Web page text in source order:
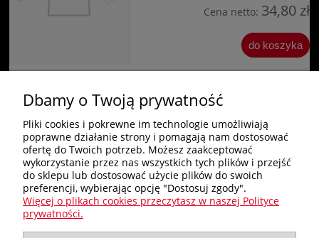
Cena netto: 34,80 zł
do koszyka
«
Zakupy
Pomoc
Dbamy o Twoją prywatność
Pliki cookies i pokrewne im technologie umożliwiają
poprawne działanie strony i pomagają nam dostosować
ofertę do Twoich potrzeb. Możesz zaakceptować
wykorzystanie przez nas wszystkich tych plików i przejść
do sklepu lub dostosować użycie plików do swoich
preferencji, wybierając opcję "Dostosuj zgody".
Więcej o plikach cookies przeczytasz w naszej Polityce
prywatności.